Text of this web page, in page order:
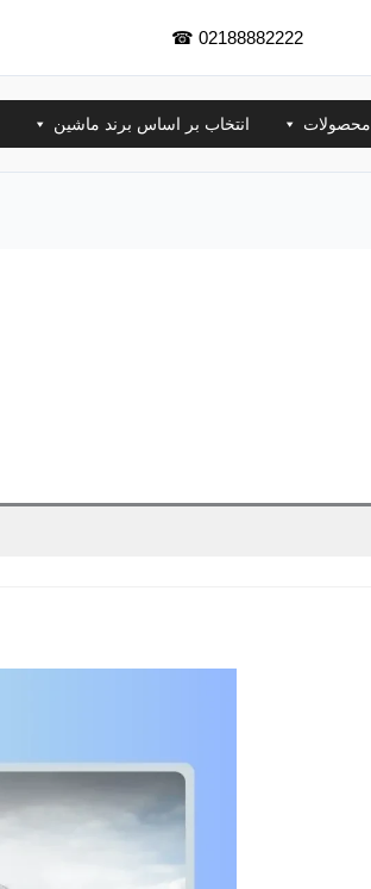
02188882222
☎
محصولات انتخاب بر اساس برند ماشین